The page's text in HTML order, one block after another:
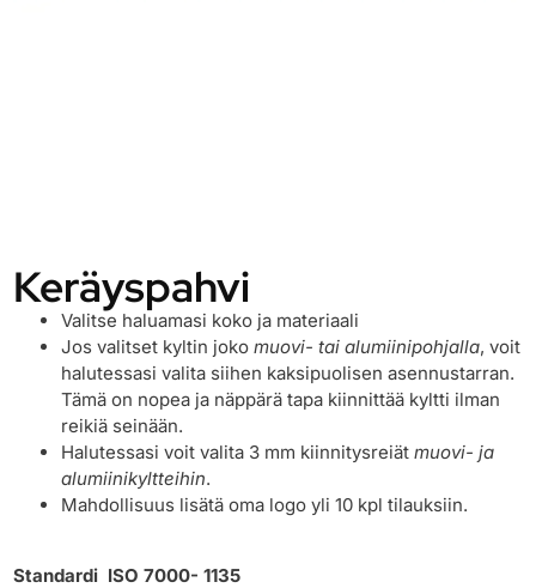
Keräyspahvi
Valitse haluamasi koko ja materiaali
Jos valitset kyltin jokomuovi- tai alumiinipohjalla, voit
halutessasi valita siihen kaksipuolisen asennustarran.
Tämä on nopea ja näppärä tapa kiinnittää kyltti ilman
reikiä seinään.
Halutessasi voit valita 3 mm kiinnitysreiätmuovi- ja
alumiinikyltteihin.
Mahdollisuus lisätä oma logo yli 10 kpl tilauksiin.
Standardi ISO 7000- 1135